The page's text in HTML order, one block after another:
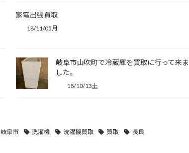
家電出張買取
18/11/05月
岐阜市山吹町で冷蔵庫を買取に行って来ま
した。
18/10/13土
岐阜市 洗濯機 洗濯機買取 買取 長良